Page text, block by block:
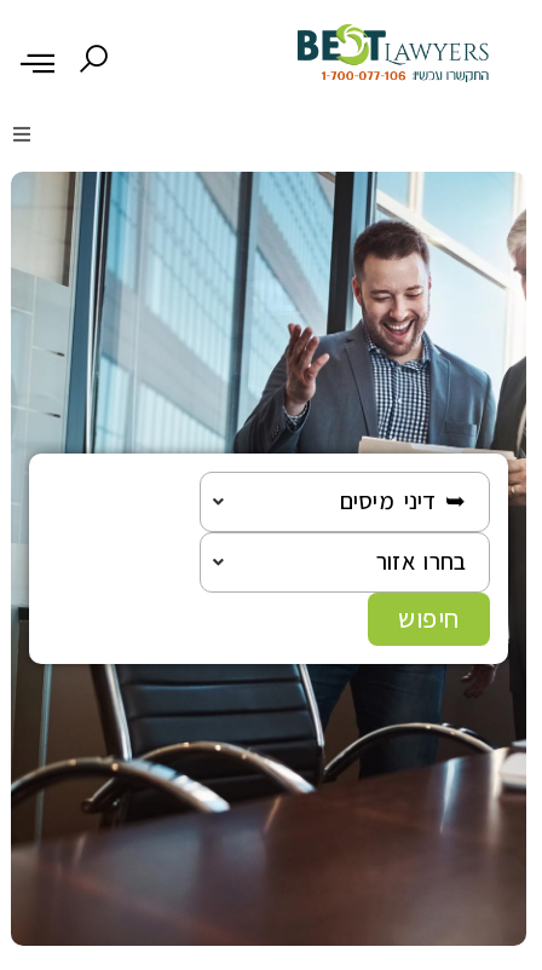
דיני משפחה
דיני תעבורה
מקרקעין נדל"ן
הוצאה לפועל
פלילי
משפט אזרחי
רשלנות רפואית
➥ דיני מיסים
בחרו אזור
חיפוש